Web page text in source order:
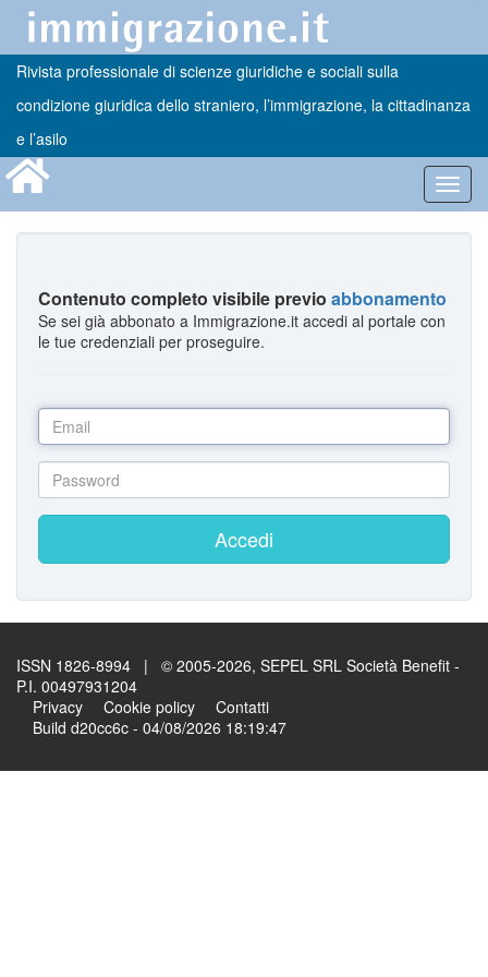
Rivista professionale di scienze giuridiche e sociali sulla
condizione giuridica dello straniero, l’immigrazione, la cittadinanza
e l’asilo
Contenuto completo visibile previo abbonamento
Se sei già abbonato a Immigrazione.it accedi al portale con
le tue credenziali per proseguire.
Accedi
ISSN 1826-8994 | © 2005-2026, SEPEL SRL Società Benefit -
P.I. 00497931204
Privacy
Cookie policy
Contatti
Build d20cc6c - 04/08/2026 18:19:47